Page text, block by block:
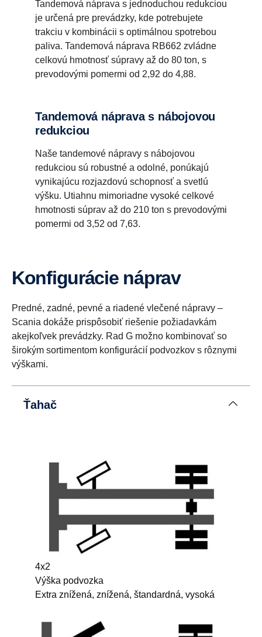
Tandemová náprava s jednoduchou redukciou
je určená pre prevádzky, kde potrebujete
trakciu v kombinácii s optimálnou spotrebou
paliva. Tandemová náprava RB662 zvládne
celkovú hmotnosť súpravy až do 80 ton, s
prevodovými pomermi od 2,92 do 4,88.
Tandemová náprava s nábojovou
redukciou
Naše tandemové nápravy s nábojovou
redukciou sú robustné a odolné, ponúkajú
vynikajúcu rozjazdovú schopnosť a svetlú
výšku. Utiahnu mimoriadne vysoké celkové
hmotnosti súprav až do 210 ton s prevodovými
pomermi od 3,52 od 7,63.
Konfigurácie náprav
Predné, zadné, pevné a riadené vlečené nápravy –
Scania dokáže prispôsobiť riešenie požiadavkám
akejkoľvek prevádzky. Rad G možno kombinovať so
širokým sortimentom konfigurácií podvozkov s rôznymi
výškami.
Ťahač
4x2
Výška podvozka
Extra znížená, znížená, štandardná, vysoká